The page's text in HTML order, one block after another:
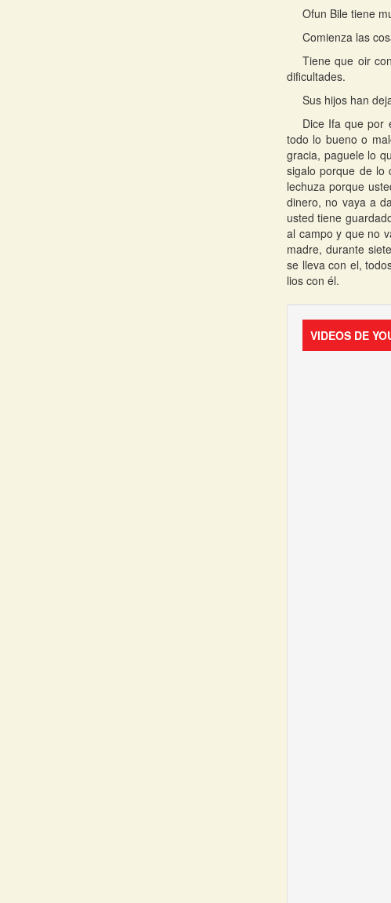
Ofun Bile tiene
Comienza las
Tiene que oir
dificultades.
Sus hijos han
Dice Ifa que por
todo lo bueno o
gracia, paguele lo
sigalo porque de lo
lechuza porque
dinero, no vaya a
usted tiene
al campo y que no
madre, durante
se lleva con el,
lios con él.
VIDEOS DE